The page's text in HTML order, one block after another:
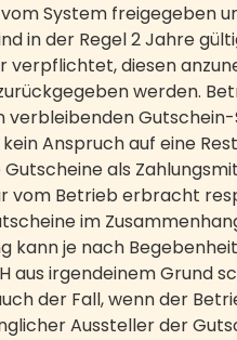
System freigegeben
in der Regel 2 Jahre
verpflichtet, diesen
werden.
verbleibenden
Anspruch auf eine
als
vom Betrieb erbracht
im
kann je nach
aus irgendeinem Grund
der Fall, wenn der
Aussteller der